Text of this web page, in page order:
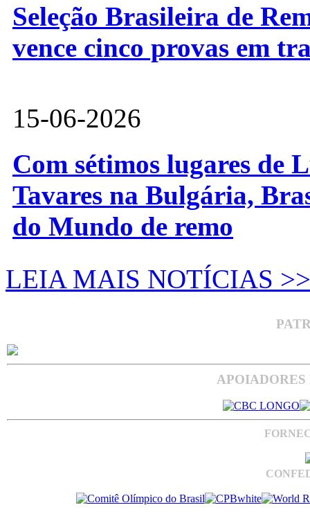
Seleção Brasileira de
vence cinco provas em
15-06-2026
Com sétimos lugares de
Tavares na Bulgária,
do Mundo de remo
LEIA MAIS NOTÍCIAS >>